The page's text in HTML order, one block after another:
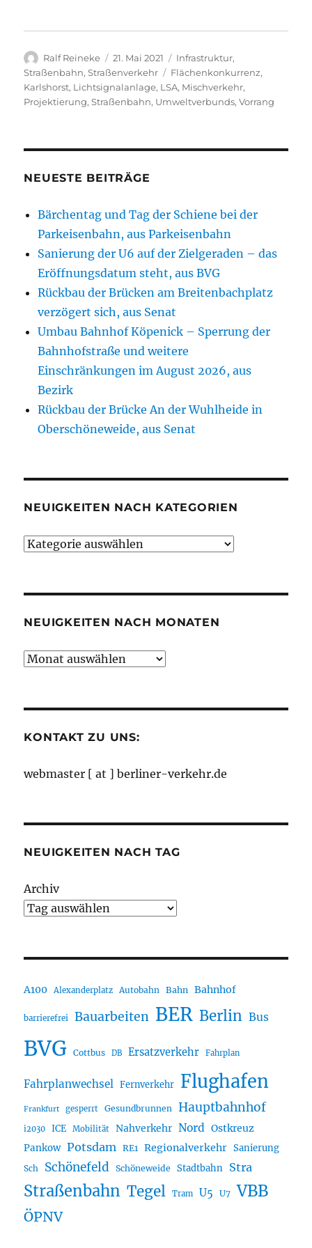
Autor
Ralf Reineke
Veröffentlicht
am
21. Mai 2021 Kategorien
Infrastruktur,
Straßenbahn,Straßenverkehr Schlagwörter
Flächenkonkurrenz,
Karlshorst, Lichtsignalanlage, LSA, Mischverkehr,
Projektierung,Straßenbahn, Umweltverbunds,Vorrang
NEUESTE BEITRÄGE
Bärchentag und Tag der Schiene bei der
Parkeisenbahn, aus Parkeisenbahn
Sanierung der U6 auf der Zielgeraden – das
Eröffnungsdatum steht, aus BVG
Rückbau der Brücken am Breitenbachplatz
verzögert sich, aus Senat
Umbau Bahnhof Köpenick – Sperrung der
Bahnhofstraße und weitere
Einschränkungen im August 2026, aus
Bezirk
Rückbau der Brücke An der Wuhlheide in
Oberschöneweide, aus Senat
NEUIGKEITEN NACH KATEGORIEN
Neuigkeiten
NEUIGKEITEN NACH MONATEN
Neuigkeiten
KONTAKT ZU UNS:
webmaster [ at ] berliner-verkehr.de
NEUIGKEITEN NACH TAG
Archiv
A100 Alexanderplatz Autobahn Bahn Bahnhof
barrierefrei Bauarbeiten BER Berlin Bus
BVG Cottbus DB Ersatzverkehr Fahrplan
Fahrplanwechsel Fernverkehr Flughafen
Frankfurt gesperrt Gesundbrunnen Hauptbahnhof
i2030 ICE Mobilität Nahverkehr Nord Ostkreuz
Pankow Potsdam RE1 Regionalverkehr Sanierung
Sch Schönefeld Schöneweide Stadtbahn Stra
Straßenbahn Tegel Tram U5 U7 VBB
ÖPNV